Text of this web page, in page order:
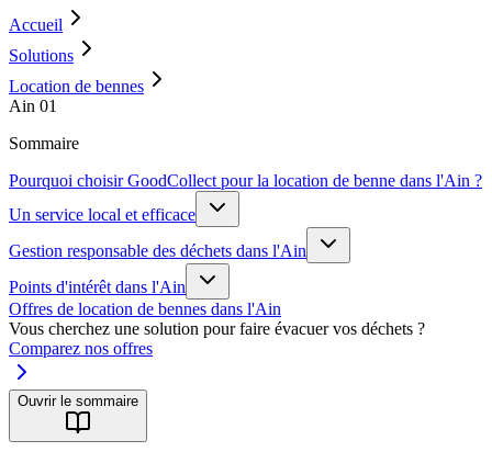
Accueil
Solutions
Location de bennes
Ain 01
Sommaire
Pourquoi choisir GoodCollect pour la location de benne dans l'Ain ?
Un service local et efficace
Gestion responsable des déchets dans l'Ain
Points d'intérêt dans l'Ain
Offres de location de bennes dans l'Ain
Vous cherchez une solution pour faire évacuer vos déchets ?
Comparez nos offres
Ouvrir le sommaire